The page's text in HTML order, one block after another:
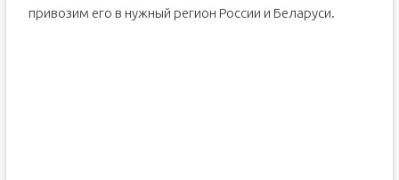
привозим его в нужный регион России и Беларуси.